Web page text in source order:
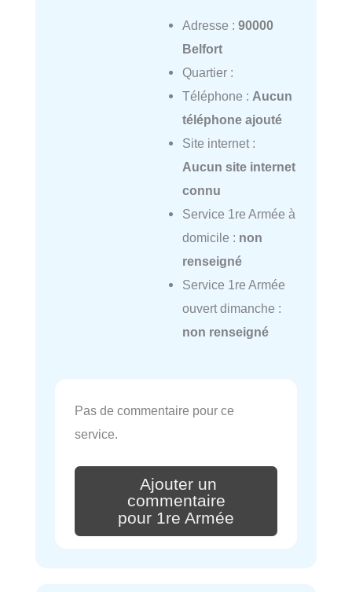
Adresse : 90000
Belfort
Quartier :
Téléphone : Aucun
téléphone ajouté
Site internet :
Aucun site internet
connu
Service 1re Armée à
domicile : non
renseigné
Service 1re Armée
ouvert dimanche :
non renseigné
Pas de commentaire pour ce
service.
Ajouter un
commentaire
pour 1re Armée